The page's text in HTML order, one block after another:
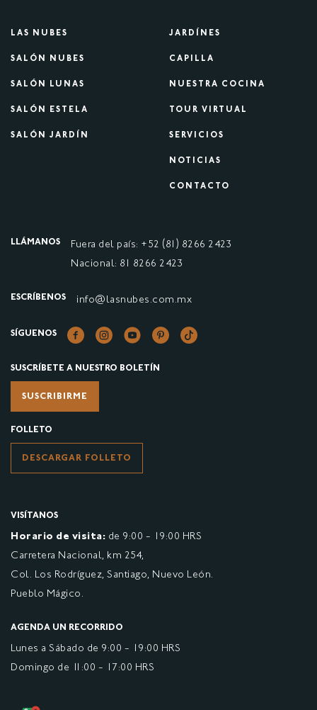
LAS NUBES
SALÓN NUBES
SALÓN LUNAS
SALÓN ESTELA
SALÓN JARDÍN
JARDÍNES
CAPILLA
NUESTRA COCINA
TOUR VIRTUAL
SERVICIOS
NOTICIAS
CONTACTO
LLÁMANOS Fuera del país: +52 (81) 8266 2423
Nacional: 81 8266 2423
ESCRÍBENOS info@lasnubes.com.mx
SÍGUENOS
SUSCRÍBETE A NUESTRO BOLETÍN
SUSCRIBIRME
FOLLETO
DESCARGAR FOLLETO
VISÍTANOS
Horario de visita: de 9:00 - 19:00 HRS
Carretera Nacional, km 254,
Col. Los Rodríguez, Santiago, Nuevo León.
Pueblo Mágico.
AGENDA UN RECORRIDO
Lunes a Sábado de 9:00 - 19:00 HRS
Domingo de 11:00 - 17:00 HRS